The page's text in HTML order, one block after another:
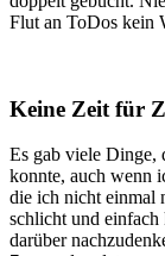
Flut an ToDos kein
Keine Zeit für
Es gab viele Dinge,
konnte, auch wenn
die ich nicht einmal
schlicht und einfach
darüber